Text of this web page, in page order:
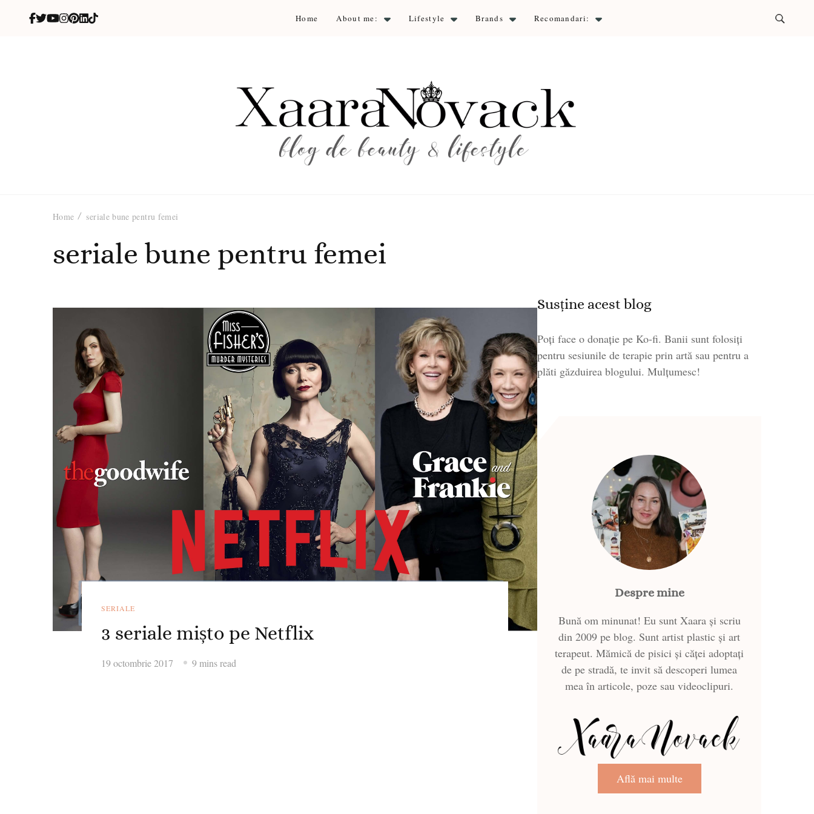
Home About me: Lifestyle Brands Recomandari:
Home seriale bune pentru femei
seriale bune pentru femei
SERIALE
3 seriale mișto pe Netflix
19 octombrie 2017 9 mins read
Susține acest blog
Poți face o donație pe Ko-fi. Banii sunt folosiți
pentru sesiunile de terapie prin artă sau pentru a
plăti găzduirea blogului. Mulțumesc!
Despre mine
Bună om minunat! Eu sunt Xaara și scriu
din 2009 pe blog. Sunt artist plastic și art
terapeut. Mămică de pisici și căței adoptați
de pe stradă, te invit să descoperi lumea
mea în articole, poze sau videoclipuri.
Află mai multe